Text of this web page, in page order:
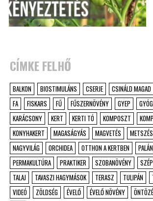
CÍMKE FELHŐ
BALKON BIOSTIMULÁNS CSERJE CSINÁLD MAGAD
FA
FISKARS FŰ FŰSZERNÖVÉNY GYEP
KARÁCSONY
KERT KERTI TÓ KOMPOSZT
KONYHAKERT
MAGASÁGYÁS MAGVETÉS METSZÉS
NAGYVILÁG
ORCHIDEA OTTHON A KERTBEN
PERMAKULTÚRA
PRAKTIKER SZOBANÖVÉNY
TALAJ
TAVASZI HAGYMÁSOK TERASZ TULIPÁN
VIDEÓ
ZÖLDSÉG ÉVELŐ ÉVELŐ NÖVÉNY